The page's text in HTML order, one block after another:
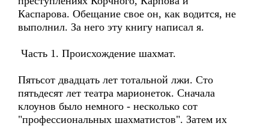
Каспарова. Обещание свое он, как водится, не
выполнил. За него эту книгу написал я.
Часть 1. Происхождение шахмат.
Пятьсот двадцать лет тотальной лжи. Сто
пятьдесят лет театра марионеток. Сначала
клоунов было немного - несколько сот
"профессиональных шахматистов". Затем их